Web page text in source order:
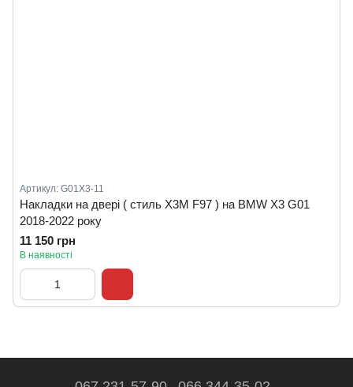
Артикул: G01X3-11
Накладки на двері ( стиль X3M F97 ) на BMW X3 G01
2018-2022 року
11 150 грн
В наявності